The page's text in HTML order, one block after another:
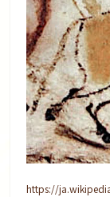
https://